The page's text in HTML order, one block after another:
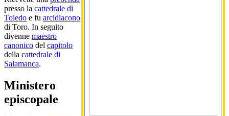
presso la cattedrale di
Toledo e fu arcidiacono
di Toro. In seguito
divenne maestro
canonico del capitolo
della cattedrale di
Salamanca.
Ministero
episcopale